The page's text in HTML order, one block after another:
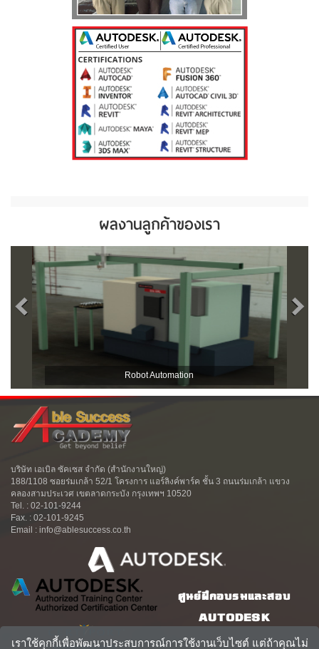
ผลงานลูกค้าของเรา
Robot Automation
บริษัท เอเบิล ซัคเซส จำกัด (สำนักงานใหญ่)
188/1108 ซอยร่มเกล้า 52/1 โครงการ แอร์ลิงค์พาร์ค ชั้น 3 ถนนร่มเกล้า แขวง
คลองสามประเวศ เขตลาดกระบัง กรุงเทพฯ 10520
Tel. : 02-101-9244
Fax. : 02-101-9245
Email : info@ablesuccess.co.th
ศูนย์ฝึกอบรมและสอบ
AUTODESK
เราใช้คุกกี้เพื่อพัฒนาประสบการณ์การใช้งานเว็บไซต์ แต่ถ้าคุณไม่